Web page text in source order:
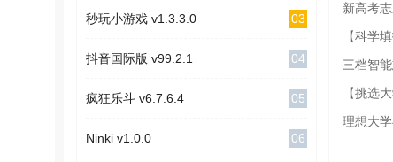
秒玩小游戏 v1.3.3.0 03
抖音国际版 v99.2.1 04
疯狂乐斗 v6.7.6.4 05
Ninki v1.0.0 06
新高考
【科学填
三档智
【挑选
理想大